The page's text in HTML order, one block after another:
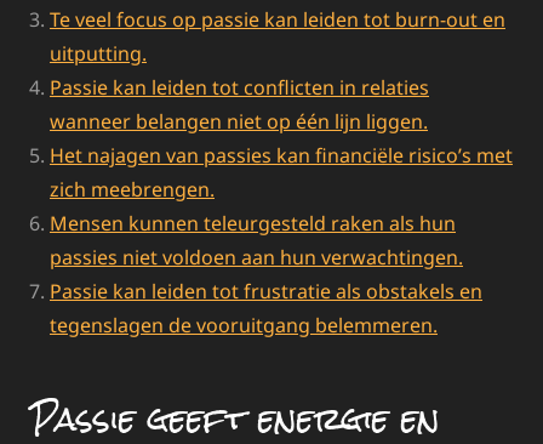
Te veel focus op passie kan leiden tot burn-out en
uitputting.
Passie kan leiden tot conflicten in relaties
wanneer belangen niet op één lijn liggen.
Het najagen van passies kan financiële risico’s met
zich meebrengen.
Mensen kunnen teleurgesteld raken als hun
passies niet voldoen aan hun verwachtingen.
Passie kan leiden tot frustratie als obstakels en
tegenslagen de vooruitgang belemmeren.
Passie geeft energie en